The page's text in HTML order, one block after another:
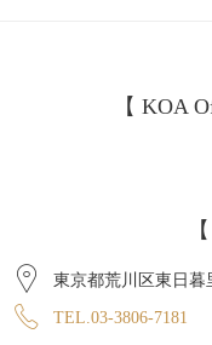
【 KOA
東京都荒川区東日暮
TEL.03-3806-7181